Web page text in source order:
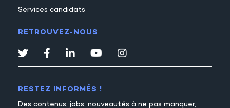
Services candidats
RETROUVEZ-NOUS
RESTEZ INFORMÉS !
Des contenus, jobs, nouveautés à ne pas manquer,